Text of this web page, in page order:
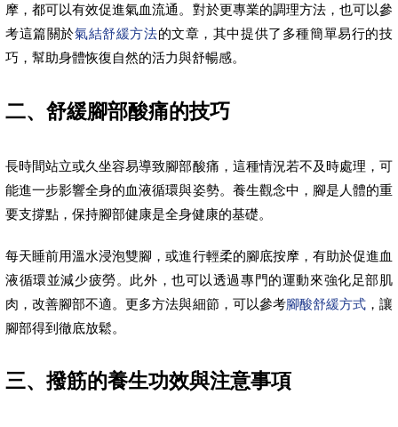
摩，都可以有效促進氣血流通。對於更專業的調理方法，也可以參
考這篇關於氣結舒緩方法的文章，其中提供了多種簡單易行的技
巧，幫助身體恢復自然的活力與舒暢感。
二、舒緩腳部酸痛的技巧
長時間站立或久坐容易導致腳部酸痛，這種情況若不及時處理，可
能進一步影響全身的血液循環與姿勢。養生觀念中，腳是人體的重
要支撐點，保持腳部健康是全身健康的基礎。
每天睡前用溫水浸泡雙腳，或進行輕柔的腳底按摩，有助於促進血
液循環並減少疲勞。此外，也可以透過專門的運動來強化足部肌
肉，改善腳部不適。更多方法與細節，可以參考腳酸舒緩方式，讓
腳部得到徹底放鬆。
三、撥筋的養生功效與注意事項